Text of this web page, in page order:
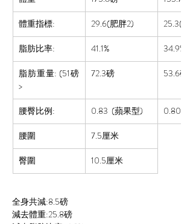
體重指標: 29.6(肥胖2) 25.3(肥
脂肪比率: 41.1% 34.9%
脂肪重量: (51磅
>
72.3磅 53.6磅
腰臀比例: 0.83 (蘋果型) 0.80 (正
腰圍 7.5厘米
臀圍 10.5厘米
全身共減:8.5磅
減去體重:25.8磅